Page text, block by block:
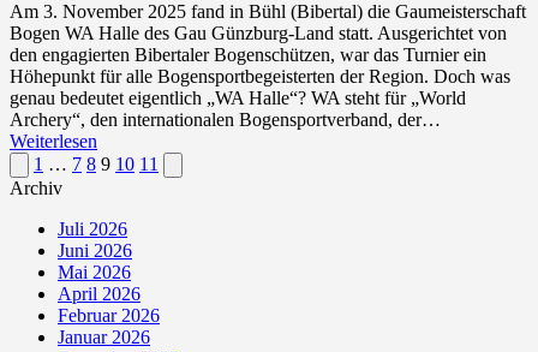
Am 3. November 2025 fand in Bühl (Bibertal) die Gaumeisterschaft
Bogen WA Halle des Gau Günzburg-Land statt. Ausgerichtet von
den engagierten Bibertaler Bogenschützen, war das Turnier ein
Höhepunkt für alle Bogensportbegeisterten der Region. Doch was
genau bedeutet eigentlich „WA Halle“? WA steht für „World
Archery“, den internationalen Bogensportverband, der…
Weiterlesen
Seitennummerierung
der
Beiträge
Previous
page
1 … 7 8 9 10 11 Next
page
Archiv
Juli 2026
Juni 2026
Mai 2026
April 2026
Februar 2026
Januar 2026